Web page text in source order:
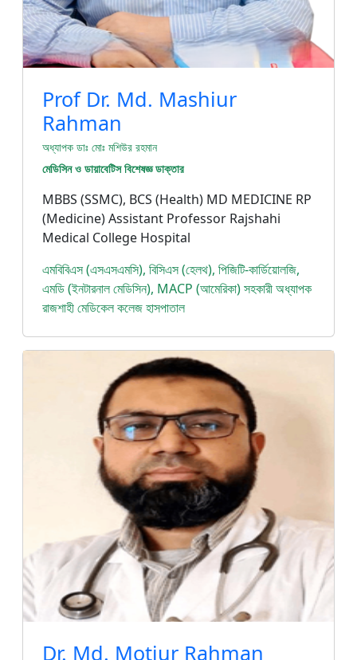
Prof Dr. Md. Mashiur
Rahman
অধ্যাপক ডাঃ মোঃ মশিউর রহমান
মেডিসিন ও ডায়াবেটিস বিশেষজ্ঞ ডাক্তার
MBBS (SSMC), BCS (Health) MD MEDICINE RP
(Medicine) Assistant Professor Rajshahi
Medical College Hospital
এমবিবিএস (এসএসএমসি), বিসিএস (হেলথ), পিজিটি-কার্ডিয়োলজি,
এমডি (ইনটারনাল মেডিসিন), MACP (আমেরিকা) সহকারী অধ্যাপক
রাজশাহী মেডিকেল কলেজ হাসপাতাল
Dr. Md. Motiur Rahman